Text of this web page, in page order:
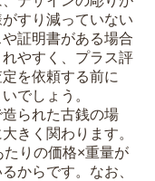
すり減っていない
証明書がある場合
やすく、プラス評
を依頼する前に
でしょう。
られた古銭の場
きく関わります。
りの価格×重量が
からです。なお、